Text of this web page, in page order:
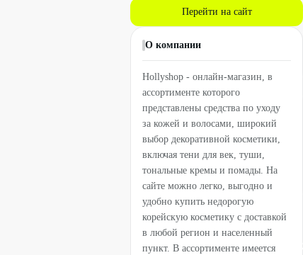
Перейти на сайт
О компании
Hollyshop - онлайн-магазин, в
ассортименте которого
представлены средства по уходу
за кожей и волосами, широкий
выбор декоративной косметики,
включая тени для век, туши,
тональные кремы и помады. На
сайте можно легко, выгодно и
удобно купить недорогую
корейскую косметику с доставкой
в любой регион и населенный
пункт. В ассортименте имеется